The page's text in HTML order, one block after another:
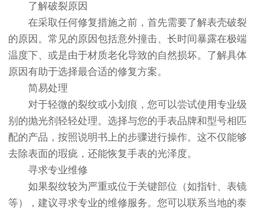
了解破裂原因
在采取任何修复措施之前，首先需要了解表壳破裂
的原因。常见的原因包括意外撞击、长时间暴露在极端
温度下、或是由于材质老化导致的自然损坏。了解具体
原因有助于选择最合适的修复方案。
简易处理
对于轻微的裂纹或小划痕，您可以尝试使用专业级
别的抛光剂轻轻处理。选择与您的手表品牌和型号相匹
配的产品，按照说明书上的步骤进行操作。这不仅能够
去除表面的瑕疵，还能恢复手表的光泽度。
寻求专业维修
如果裂纹较为严重或位于关键部位（如指针、表镜
等），建议寻求专业的维修服务。您可以联系当地的泰